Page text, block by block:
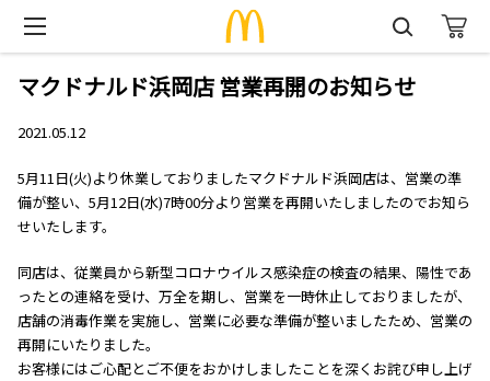
マクドナルド浜岡店 営業再開のお知らせ
2021.05.12
5月11日(火)より休業しておりましたマクドナルド浜岡店は、営業の準
備が整い、5月12日(水)7時00分より営業を再開いたしましたのでお知ら
せいたします。
同店は、従業員から新型コロナウイルス感染症の検査の結果、陽性であ
ったとの連絡を受け、万全を期し、営業を一時休止しておりましたが、
店舗の消毒作業を実施し、営業に必要な準備が整いましたため、営業の
再開にいたりました。
お客様にはご心配とご不便をおかけしましたことを深くお詫び申し上げ